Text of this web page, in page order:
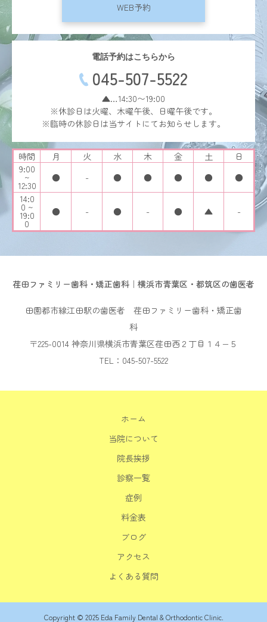
WEB予約
電話予約はこちらから
045-507-5522
▲…14:30〜19:00
※休診日は火曜、木曜午後、日曜午後です。
※臨時の休診日は当サイトにてお知らせします。
時間 月 火 水 木 金 土
日
9:00
~
12:30
● - ● ● ● ●
●
14:0
0 ~
19:0
0
● - ● - ● ▲ -
荏田ファミリー歯科・矯正歯科｜横浜市青葉区・都筑区の歯医者
田園都市線江田駅の歯医者 荏田ファミリー歯科・矯正歯
科
〒225-0014 神奈川県横浜市青葉区荏田西２丁目１４−５
TEL：045-507-5522
ホーム
当院について
院長挨拶
診察一覧
症例
料金表
ブログ
アクセス
よくある質問
Copyright © 2025 Eda Family Dental & Orthodontic Clinic.